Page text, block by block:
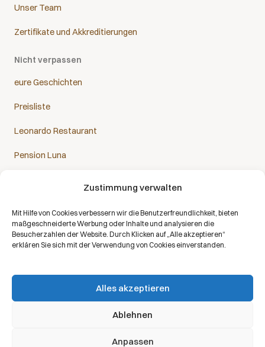
Zustimmung verwalten
Mit Hilfe von Cookies verbessern wir die Benutzerfreundlichkeit, bieten
maßgeschneiderte Werbung oder Inhalte und analysieren die
Besucherzahlen der Website. Durch Klicken auf „Alle akzeptieren“
erklären Sie sich mit der Verwendung von Cookies einverstanden.
Alles akzeptieren
Ablehnen
Anpassen
Unser Team
Zertifikate und Akkreditierungen
Nicht verpassen
eure Geschichten
Preisliste
Leonardo Restaurant
Pension Luna
Das Sanatorium Helios ist Partner aller Krankenkassen:
Copyright © 2026 | Alle Rechte vorbehalten | Sanatorium Helios DE
Informationen für Empfänger